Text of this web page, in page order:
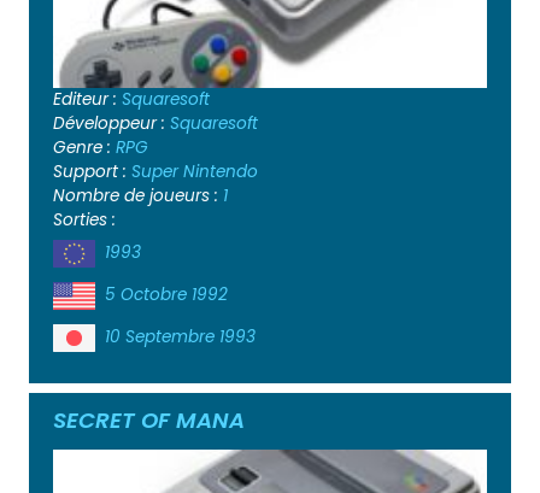
Editeur : Squaresoft
Développeur : Squaresoft
Genre : RPG
Support : Super Nintendo
Nombre de joueurs : 1
Sorties :
1993
5 Octobre 1992
10 Septembre 1993
SECRET OF MANA